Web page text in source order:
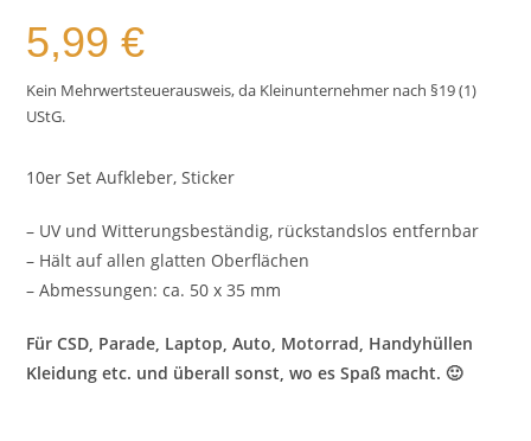
5,99€
Kein Mehrwertsteuerausweis, da Kleinunternehmer nach §19 (1)
UStG.
10er Set Aufkleber, Sticker
– UV und Witterungsbeständig, rückstandslos entfernbar
– Hält auf allen glatten Oberflächen
– Abmessungen: ca. 50 x 35 mm
Für CSD, Parade, Laptop, Auto, Motorrad, Handyhüllen
Kleidung etc. und überall sonst, wo es Spaß macht. 🙂